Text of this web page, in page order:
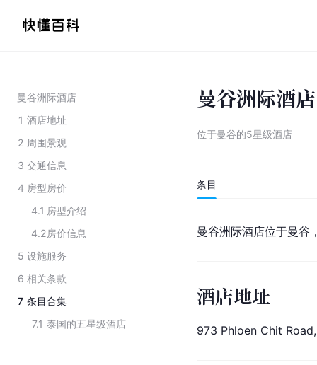
曼谷洲际酒店
1 酒店地址
2 周围景观
3 交通信息
4 房型房价
4.1 房型介绍
4.2房价信息
5 设施服务
6 相关条款
7 条目合集
7.1 泰国的五星级酒店
曼谷洲际酒店
位于曼谷的5星级酒店
条目
曼谷洲际酒店位于曼谷
酒店地址
973 Phloen Chit